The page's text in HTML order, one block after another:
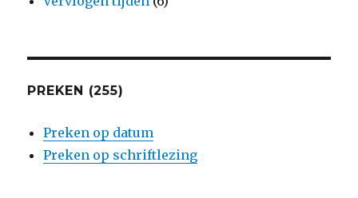
PREKEN (255)
Preken op datum
Preken op schriftlezing